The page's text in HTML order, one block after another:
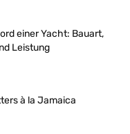
einer Yacht: Bauart,
Leistung
à la Jamaica